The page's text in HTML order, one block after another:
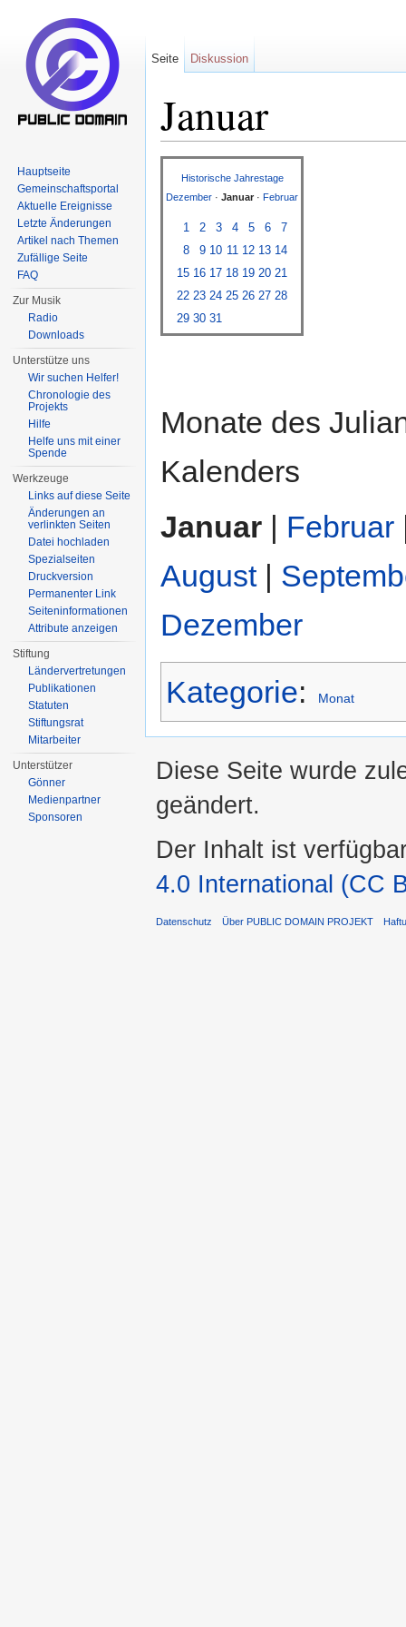
Januar
Historische Jahrestage
Dezember · Januar · Februar
1 2 3 4 5 6
7
8
9 10 11 12 13 14
15 16 17 18 19 20 21
22 23 24 25 26 27 28
29 30 31
Monate des
Kalenders
Januar
Februar
August|
Dezember
Kategorie: Monat
Seite Diskussion
Hauptseite
Gemeinschaftsportal
Aktuelle Ereignisse
Letzte Änderungen
Artikel nach Themen
Zufällige Seite
FAQ
Zur Musik
Radio
Downloads
Unterstütze uns
Wir suchen Helfer!
Chronologie des
Projekts
Hilfe
Helfe uns mit einer
Spende
Werkzeuge
Links auf diese Seite
Änderungen an
verlinkten Seiten
Datei hochladen
Spezialseiten
Druckversion
Permanenter Link
Seiten­informationen
Attribute anzeigen
Stiftung
Ländervertretungen
Publikationen
Statuten
Stiftungsrat
Mitarbeiter
Unterstützer
Gönner
Medienpartner
Sponsoren
Diese Seite wurde
geändert.
Der Inhalt ist
4.0 International (CC
Datenschutz Über PUBLIC DOMAIN PROJEKT